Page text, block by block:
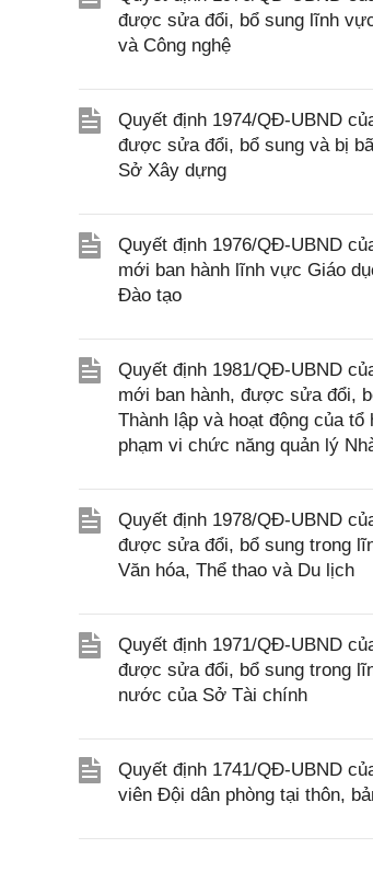
được sửa đổi, bổ sung lĩnh
và Công nghệ
Quyết định 1974/QĐ-UBND
được sửa đổi, bổ sung và bị
Sở Xây dựng
Quyết định 1976/QĐ-UBND
mới ban hành lĩnh vực Giáo
Đào tạo
Quyết định 1981/QĐ-UBND
mới ban hành, được sửa đổi,
Thành lập và hoạt động của
phạm vi chức năng quản lý
Quyết định 1978/QĐ-UBND
được sửa đổi, bổ sung trong
Văn hóa, Thể thao và Du lịch
Quyết định 1971/QĐ-UBND
được sửa đổi, bổ sung trong
nước của Sở Tài chính
Quyết định 1741/QĐ-UBND
viên Đội dân phòng tại thôn,